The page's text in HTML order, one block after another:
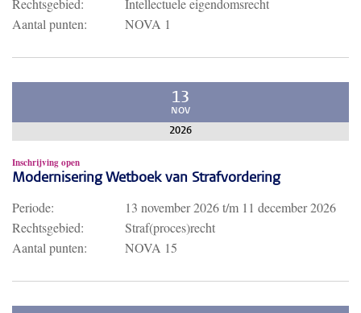
Rechtsgebied:
Intellectuele eigendomsrecht
Aantal punten:
NOVA 1
13
NOV
2026
Inschrijving open
Modernisering Wetboek van Strafvordering
Periode: 13 november 2026t/m 11 december 2026
Rechtsgebied:
Straf(proces)recht
Aantal punten:
NOVA 15